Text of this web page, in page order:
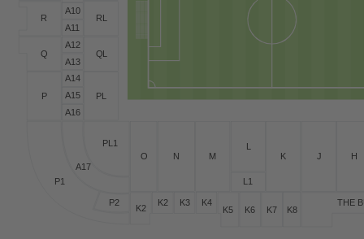
R
Q
P
P1
P2
R
QL
PL
PL1
K8
K7
K6
K5
K4
K3
K2
K2
O N M K J H
L
L1
A17
A16
A15
A14
A13
A12
A11
A10
THE